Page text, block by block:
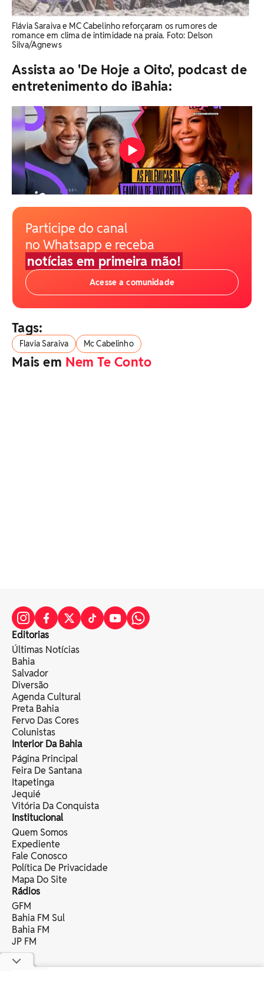
Flávia Saraiva e MC Cabelinho reforçaram os rumores de
romance em clima de intimidade na praia. Foto: Delson
Silva/Agnews
Assista ao 'De Hoje a Oito', podcast de
entretenimento do iBahia:
Participe do canal
no Whatsapp e receba
notícias em primeira mão!
Acesse a comunidade
Tags:
Flavia Saraiva Mc Cabelinho
Mais em Nem Te Conto
Editorias
Últimas Notícias
Bahia
Salvador
Diversão
Agenda Cultural
Preta Bahia
Fervo Das Cores
Colunistas
Interior Da Bahia
Página Principal
Feira De Santana
Itapetinga
Jequié
Vitória Da Conquista
Institucional
Quem Somos
Expediente
Fale Conosco
Política De Privacidade
Mapa Do Site
Rádios
GFM
Bahia FM Sul
Bahia FM
JP FM